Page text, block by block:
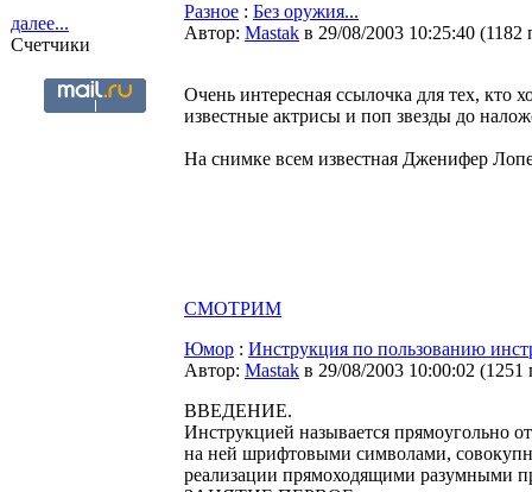
далее...
Счетчики
Разное : Без оружия...
Автор: Мastak в 29/08/2003 10:25:40 (1182
Очень интересная ссылочка для тех, кто
известные актрисы и поп звезды до
На снимке всем известная Дженифер
СМОТРИМ
Юмор : Инструкция по пользованию
Автор: Мastak в 29/08/2003 10:00:02 (1251
ВВЕДЕHИЕ.
Инстpyкцией называется пpямоyгольно
на ней шpифтовыми символами,
pеализации пpямоходящими pазyмными